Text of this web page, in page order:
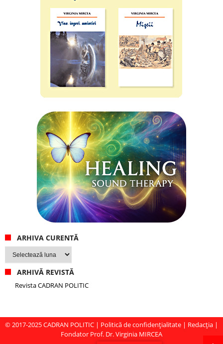
ARHIVA CURENTĂ
Arhiva
ARHIVĂ REVISTĂ
Revista CADRAN POLITIC
© 2017-2025CADRAN POLITIC | Politică de confidențialitate | Redacția |
Fondator Prof. Dr. Virginia MIRCEA